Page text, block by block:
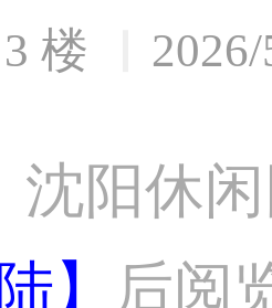
3 楼
沈阳休
陆】
后阅